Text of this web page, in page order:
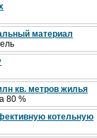
материал
кв. метров жилья
80 %
котельную